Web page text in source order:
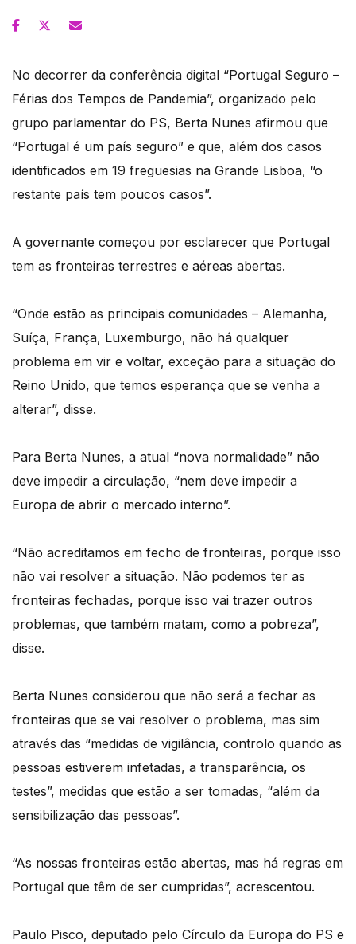
No decorrer da conferência digital “Portugal Seguro –
Férias dos Tempos de Pandemia”, organizado pelo
grupo parlamentar do PS, Berta Nunes afirmou que
“Portugal é um país seguro” e que, além dos casos
identificados em 19 freguesias na Grande Lisboa, “o
restante país tem poucos casos”.
A governante começou por esclarecer que Portugal
tem as fronteiras terrestres e aéreas abertas.
“Onde estão as principais comunidades – Alemanha,
Suíça, França, Luxemburgo, não há qualquer
problema em vir e voltar, exceção para a situação do
Reino Unido, que temos esperança que se venha a
alterar”, disse.
Para Berta Nunes, a atual “nova normalidade” não
deve impedir a circulação, “nem deve impedir a
Europa de abrir o mercado interno”.
“Não acreditamos em fecho de fronteiras, porque isso
não vai resolver a situação. Não podemos ter as
fronteiras fechadas, porque isso vai trazer outros
problemas, que também matam, como a pobreza”,
disse.
Berta Nunes considerou que não será a fechar as
fronteiras que se vai resolver o problema, mas sim
através das “medidas de vigilância, controlo quando as
pessoas estiverem infetadas, a transparência, os
testes”, medidas que estão a ser tomadas, “além da
sensibilização das pessoas”.
“As nossas fronteiras estão abertas, mas há regras em
Portugal que têm de ser cumpridas”, acrescentou.
Paulo Pisco, deputado pelo Círculo da Europa do PS e